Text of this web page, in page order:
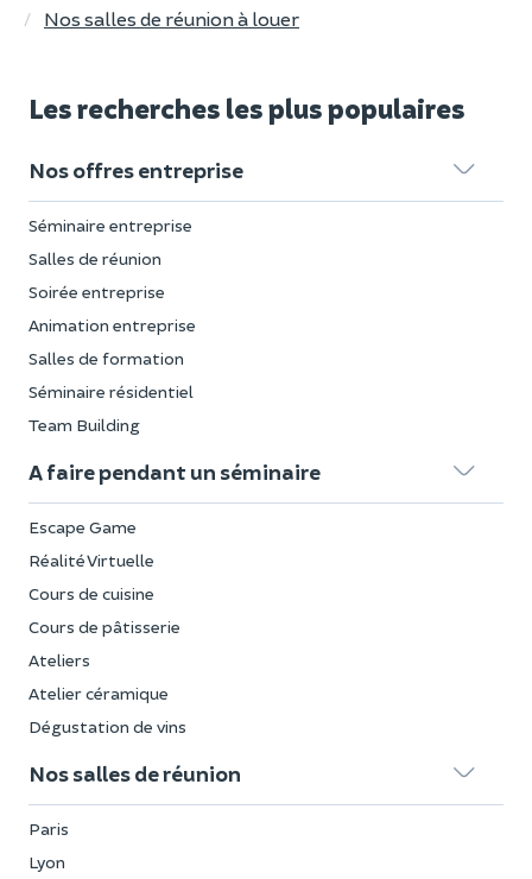
Nos salles de réunion à louer
Les recherches les plus populaires
Nos offres entreprise
Séminaire entreprise
Salles de réunion
Soirée entreprise
Animation entreprise
Salles de formation
Séminaire résidentiel
Team Building
A faire pendant un séminaire
Escape Game
Réalité Virtuelle
Cours de cuisine
Cours de pâtisserie
Ateliers
Atelier céramique
Dégustation de vins
Nos salles de réunion
Paris
Lyon